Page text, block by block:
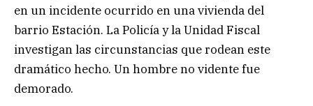
en un incidente ocurrido en una vivienda del
barrio Estación. La Policía y la Unidad Fiscal
investigan las circunstancias que rodean este
dramático hecho. Un hombre no vidente fue
demorado.